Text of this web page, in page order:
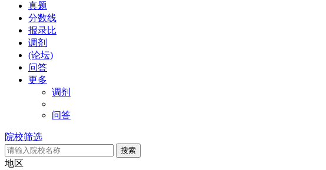
真题
分数线
报录比
调剂
(论坛)
问答
更多
调剂
问答
院校筛选
地区